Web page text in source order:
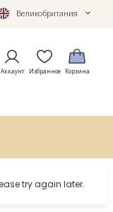
Великобритания
Аккаунт Избранное Корзина